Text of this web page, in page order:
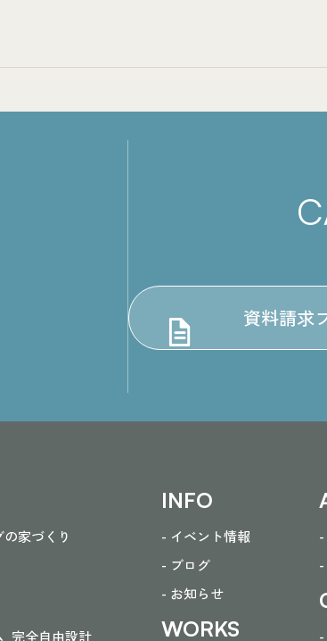
資料請求
家づくり
完全自由設計
INFO
- イベント情報
- ブログ
- お知らせ
WORKS